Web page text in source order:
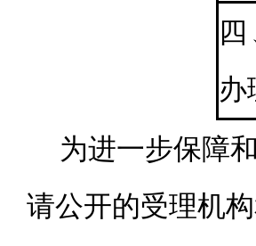
办
为进一步保障
请公开的受理机